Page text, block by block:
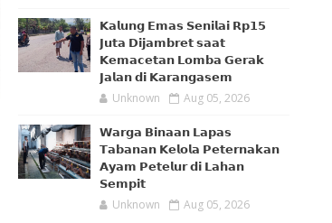
𝗞𝗮𝗹𝘂𝗻𝗴 𝗘𝗺𝗮𝘀 𝗦𝗲𝗻𝗶𝗹𝗮𝗶 𝗥𝗽𝟭𝟱
𝗝𝘂𝘁𝗮 𝗗𝗶𝗷𝗮𝗺𝗯𝗿𝗲𝘁 𝘀𝗮𝗮𝘁
𝗞𝗲𝗺𝗮𝗰𝗲𝘁𝗮𝗻 𝗟𝗼𝗺𝗯𝗮 𝗚𝗲𝗿𝗮𝗸
𝗝𝗮𝗹𝗮𝗻 𝗱𝗶 𝗞𝗮𝗿𝗮𝗻𝗴𝗮𝘀𝗲𝗺
Unknown Aug 05, 2026
𝗪𝗮𝗿𝗴𝗮 𝗕𝗶𝗻𝗮𝗮𝗻 𝗟𝗮𝗽𝗮𝘀
𝗧𝗮𝗯𝗮𝗻𝗮𝗻 𝗞𝗲𝗹𝗼𝗹𝗮 𝗣𝗲𝘁𝗲𝗿𝗻𝗮𝗸𝗮𝗻
𝗔𝘆𝗮𝗺 𝗣𝗲𝘁𝗲𝗹𝘂𝗿 𝗱𝗶 𝗟𝗮𝗵𝗮𝗻
𝗦𝗲𝗺𝗽𝗶𝘁
Unknown Aug 05, 2026